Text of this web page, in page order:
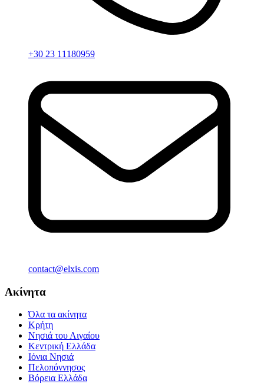
+30 23 11180959
contact@elxis.com
Ακίνητα
Όλα τα ακίνητα
Κρήτη
Νησιά του Αιγαίου
Κεντρική Ελλάδα
Ιόνια Νησιά
Πελοπόννησος
Βόρεια Ελλάδα